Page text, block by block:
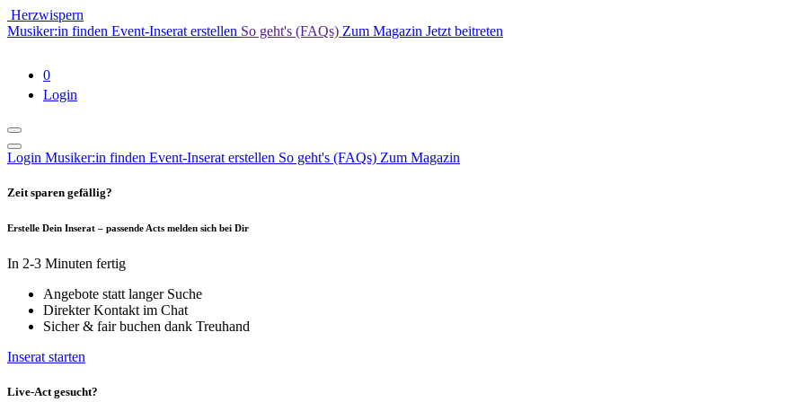
Herzwispern
Musiker:in finden Event-Inserat erstellen So geht's (FAQs) Zum Magazin Jetzt beitreten
0
Login
Login Musiker:in finden Event-Inserat erstellen So geht's (FAQs) Zum Magazin
Zeit sparen gefällig?
Erstelle Dein Inserat – passende Acts melden sich bei Dir
In 2-3 Minuten fertig
Angebote statt langer Suche
Direkter Kontakt im Chat
Sicher & fair buchen dank Treuhand
Inserat starten
Live-Act gesucht?